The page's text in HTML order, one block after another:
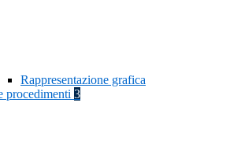
Rappresentazione grafica
procedimenti 3